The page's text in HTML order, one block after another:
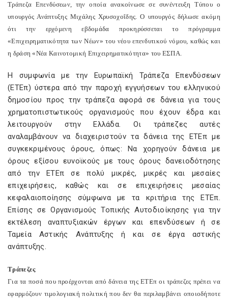
Τράπεζα Επενδύσεων, την οποία ανακοίνωσε σε συνέντευξη Τύπου ο
υπουργός Ανάπτυξης Μιχάλης Χρυσοχοΐδης. Ο υπουργός δήλωσε ακόμη
ότι την ερχόμενη εβδομάδα προκηρύσσεται το πρόγραμμα
«Επιχειρηματικότητα των Νέων» του νέου επενδυτικού νόμου, καθώς και
η δράση «Νέα Καινοτομική Επιχειρηματικότητα» του ΕΣΠΑ.
Η συμφωνία με την Ευρωπαϊκή Τράπεζα Επενδύσεων
(ΕΤΕπ) ύστερα από την παροχή εγγυήσεων του ελληνικού
δημοσίου προς την τράπεζα αφορά σε δάνεια για τους
χρηματοπιστωτικούς οργανισμούς που έχουν έδρα και
λειτουργούν στην Ελλάδα. Οι τράπεζες αυτές
αναλαμβάνουν να διαχειριστούν τα δάνεια της ΕΤΕπ με
συγκεκριμένους όρους, όπως: Nα χορηγούν δάνεια με
όρους εξίσου ευνοϊκούς με τους όρους δανειοδότησης
από την ΕΤΕπ σε πολύ μικρές, μικρές και μεσαίες
επιχειρήσεις, καθώς και σε επιχειρήσεις μεσαίας
κεφαλαιοποίησης σύμφωνα με τα κριτήρια της ΕΤΕπ.
Επίσης σε Οργανισμούς Τοπικής Αυτοδιοίκησης για την
εκτέλεση αναπτυξιακών έργων και επενδύσεων ή σε
Ταμεία Αστικής Ανάπτυξης ή και σε έργα αστικής
ανάπτυξης.
Τράπεζες
Για τα ποσά που προέρχονται από δάνεια της ΕΤΕπ οι τράπεζες πρέπει να
εφαρμόζουν τιμολογιακή πολιτική που δεν θα περιλαμβάνει οποιοδήποτε